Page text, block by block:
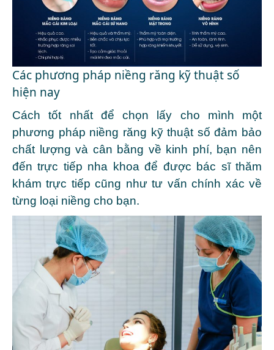
Các phương pháp niềng răng kỹ thuật số
hiện nay
Cách tốt nhất để chọn lấy cho mình một
phương pháp niềng răng kỹ thuật số đảm bảo
chất lượng và cân bằng về kinh phí, bạn nên
đến trực tiếp nha khoa để được bác sĩ thăm
khám trực tiếp cũng như tư vấn chính xác về
từng loại niềng cho bạn.